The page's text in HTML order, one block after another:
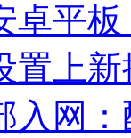
卓平
置上
入网：